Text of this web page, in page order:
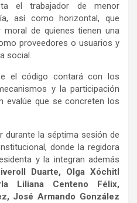
el trabajador de menor
así como horizontal, que
de quienes tienen una
proveedores o usuarios y
social.
el código contará con los
y la participación
evalúe que se concreten los
durante la séptima sesión de
donde la regidora
y la integran además
Duarte, Olga Xóchitl
Liliana Centeno Félix,
José Armando González